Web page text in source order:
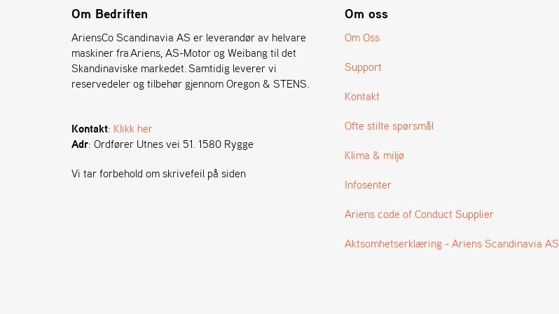
Om Bedriften
AriensCo Scandinavia AS er leverandør av helvare
maskiner fra Ariens, AS-Motor og Weibang til det
Skandinaviske markedet. Samtidig leverer vi
reservedeler og tilbehør gjennom Oregon & STENS.
Kontakt: Klikk her
Adr: Ordfører Utnes vei 51. 1580 Rygge
Vi tar forbehold om skrivefeil på siden
Om oss
Om Oss
Support
Kontakt
Ofte stilte spørsmål
Klima & miljø
Infosenter
Ariens code of Conduct Supplier
Aktsomhetserklæring - Ariens Scandinavia AS